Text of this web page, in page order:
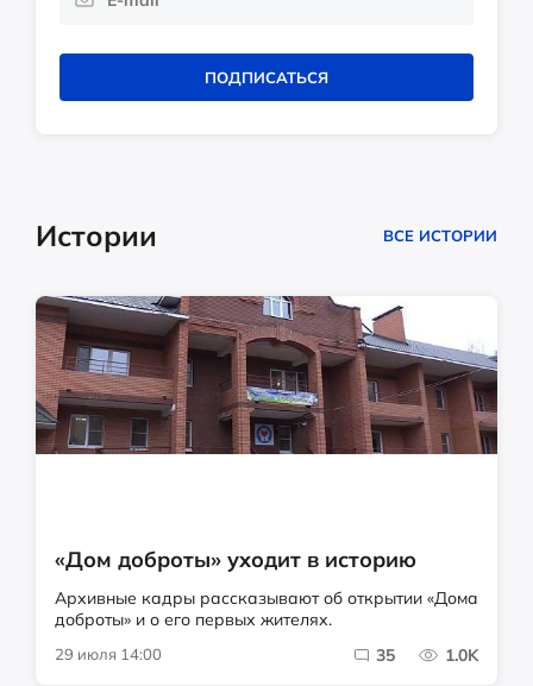
ПОДПИСАТЬСЯ
Истории ВСЕ ИСТОРИИ
«Дом доброты» уходит в историю
Архивные кадры рассказывают об открытии «Дома
доброты» и о его первых жителях.
29 июля 14:00 35 1.0K